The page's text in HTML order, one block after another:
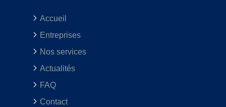
Accueil
Entreprises
Nos services
Actualités
FAQ
Contact